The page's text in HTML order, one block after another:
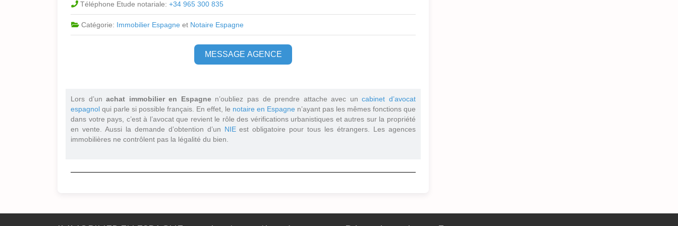
Téléphone Etude notariale: +34 965 300 835
Catégorie: Immobilier Espagneet Notaire Espagne
MESSAGE AGENCE
Lors d’unachat immobilier en Espagnen’oubliez pas de prendre attache avec uncabinet d’avocat
espagnol qui parle si possible français. En effet, le notaire en Espagne n’ayant pas les mêmes fonctions que
dans votre pays, c’est à l’avocat que revient le rôle des vérifications urbanistiques et autres sur la propriété
en vente. Aussi la demande d’obtention d’un NIEest obligatoire pour tous les étrangers. Les agences
immobilières ne contrôlent pas la légalité du bien.